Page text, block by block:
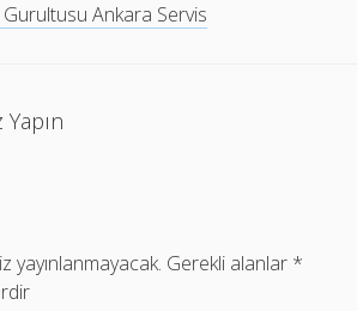
Ankara Servis
yayınlanmayacak. Gerekli alanlar *